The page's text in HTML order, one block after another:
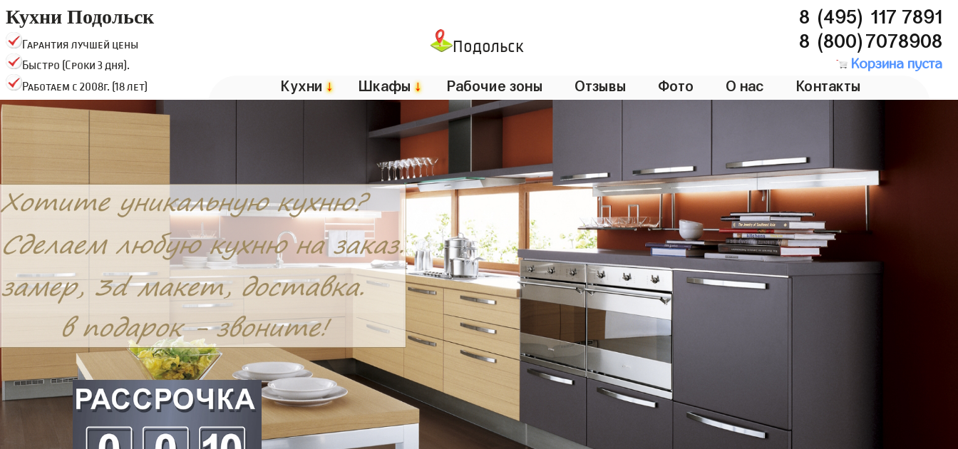
Кухни Подольск
Гарантия лучшей цены
Быстро (Сроки 3 дня).
Работаем с 2008г. (18 лет)
Подольск
8 (495) 117 7891
8 (800)7078908
Корзина пуста
Кухни↓ Шкафы↓ Рабочие зоны Отзывы Фото О нас Контакты